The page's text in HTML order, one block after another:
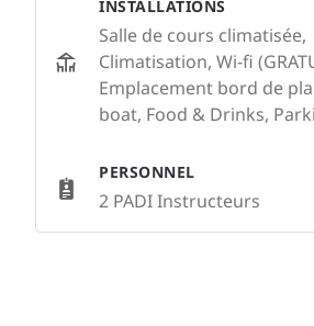
INSTALLATIONS
Salle de cours climatisée,
Climatisation, Wi-fi
Emplacement bord de
boat, Food & Drinks,
PERSONNEL
2 PADI Instructeurs